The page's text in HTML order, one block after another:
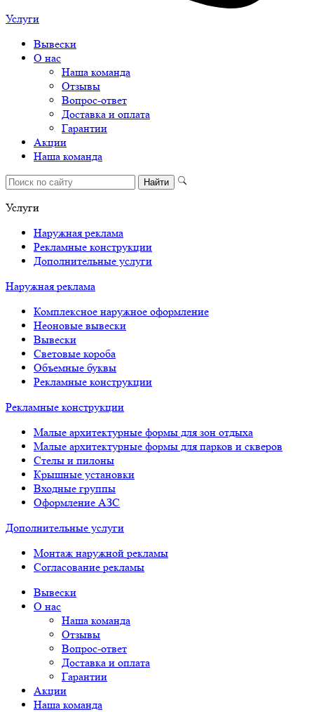
Услуги
Вывески
О нас
Наша команда
Отзывы
Вопрос-ответ
Доставка и оплата
Гарантии
Акции
Наша команда
Услуги
Наружная реклама
Рекламные конструкции
Дополнительные услуги
Наружная реклама
Комплексное наружное оформление
Неоновые вывески
Вывески
Световые короба
Объемные буквы
Рекламные конструкции
Рекламные конструкции
Малые архитектурные формы для зон отдыха
Малые архитектурные формы для парков и скверов
Стелы и пилоны
Крышные установки
Входные группы
Оформление АЗС
Дополнительные услуги
Монтаж наружной рекламы
Согласование рекламы
Вывески
О нас
Наша команда
Отзывы
Вопрос-ответ
Доставка и оплата
Гарантии
Акции
Наша команда